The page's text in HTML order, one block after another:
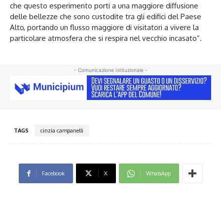
che questo esperimento porti a una maggiore diffusione
delle bellezze che sono custodite tra gli edifici del Paese
Alto, portando un flusso maggiore di visitatori a vivere la
particolare atmosfera che si respira nel vecchio incasato”.
- Comunicazione Istituzionale -
TAGS cinzia campanelli
Facebook X WhatsApp